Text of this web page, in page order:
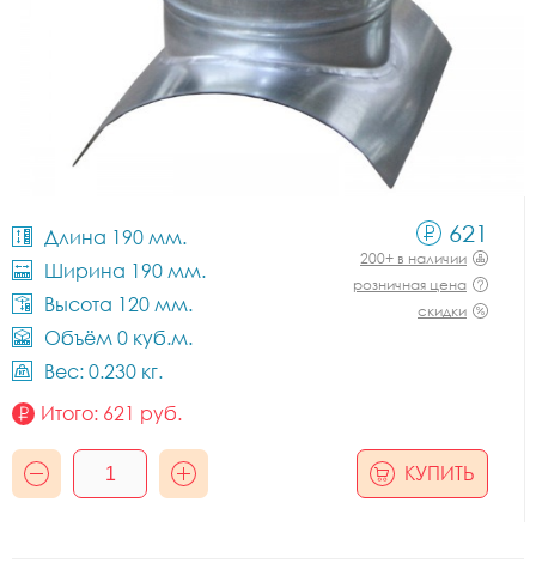
Длина 190 мм.
Ширина 190 мм.
Высота 120 мм.
Объём 0 куб.м.
Вес: 0.230 кг.
621
200+ в наличии
розничная цена
скидки
Итого: 621 руб.
КУПИТЬ